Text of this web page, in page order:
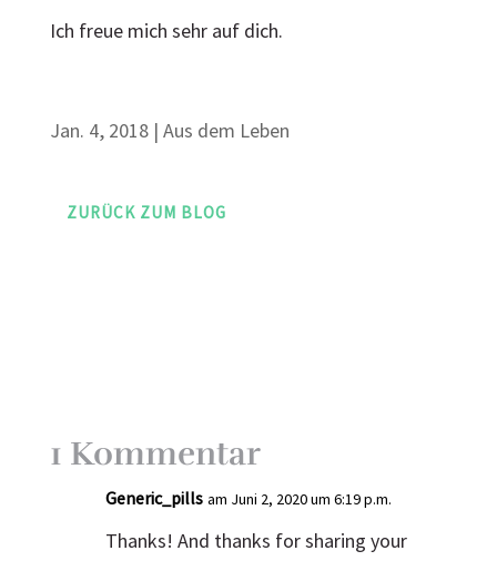
Ich freue mich sehr auf dich.
Jan. 4, 2018| Aus dem Leben
ZURÜCK ZUM BLOG
1 Kommentar
Generic_pills am Juni 2, 2020 um 6:19 p.m.
Thanks! And thanks for sharing your